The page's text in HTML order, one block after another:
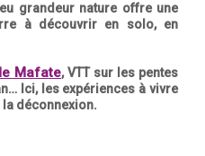
grandeur nature offre une
à découvrir en solo, en
Mafate, VTT sur les pentes
Ici, les expériences à vivre
la déconnexion.